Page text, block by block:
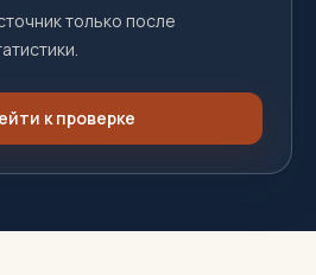
только после
к проверке